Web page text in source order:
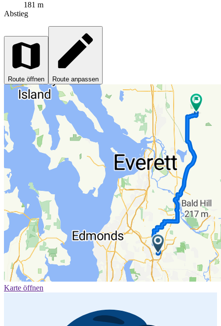
181 m
Abstieg
Route öffnen Route anpassen
Karte öffnen